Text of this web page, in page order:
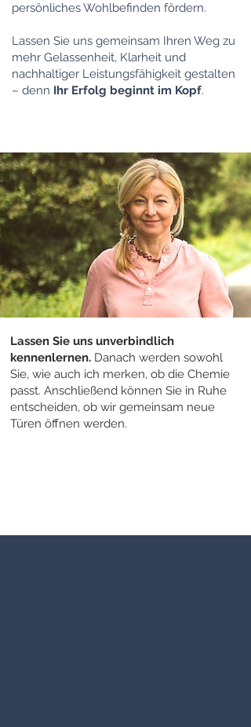
persönliches Wohlbefinden fördern.
Lassen Sie uns gemeinsam Ihren Weg zu
mehr Gelassenheit, Klarheit und
nachhaltiger Leistungsfähigkeit gestalten
– denn Ihr Erfolg beginnt im Kopf.
Lassen Sie uns unverbindlich
kennenlernen. Danach werden sowohl
Sie, wie auch ich merken, ob die Chemie
passt. Anschließend können Sie in Ruhe
entscheiden, ob wir gemeinsam neue
Türen öffnen werden.